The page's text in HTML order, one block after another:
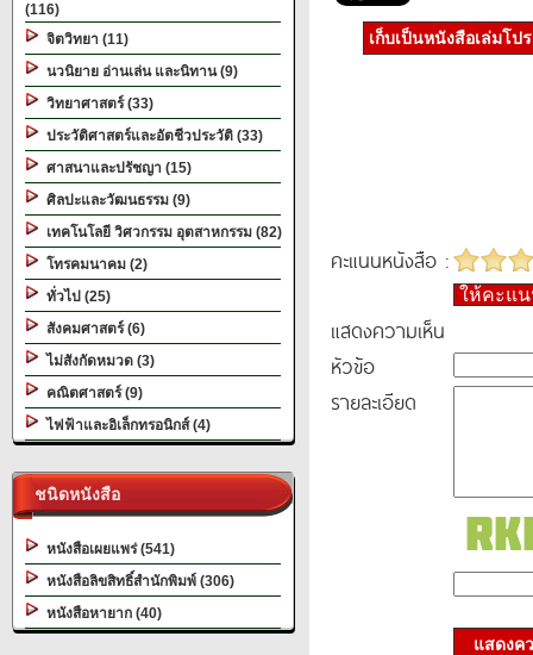
(116)
จิตวิทยา (11)
นวนิยาย อ่านเล่น และนิทาน (9)
วิทยาศาสตร์ (33)
ประวัติศาสตร์และอัตชีวประวัติ (33)
ศาสนาและปรัชญา (15)
ศิลปะและวัฒนธรรม (9)
เทคโนโลยี วิศวกรรม อุตสาหกรรม (82)
โทรคมนาคม (2)
ทั่วไป (25)
สังคมศาสตร์ (6)
ไม่สังกัดหมวด (3)
คณิตศาสตร์ (9)
ไฟฟ้าและอิเล็กทรอนิกส์ (4)
ชนิดหนังสือ
หนังสือเผยแพร่ (541)
หนังสือลิขสิทธิ์สำนักพิมพ์ (306)
หนังสือหายาก (40)
เก็บเป็นหนังสือเล่มโป
คะแนนหนังสือ :
ให้คะแ
แสดงความเห็น
หัวข้อ
รายละเอียด
แสดงค